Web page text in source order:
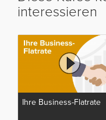
interessieren
Ihre Business-Flatrate